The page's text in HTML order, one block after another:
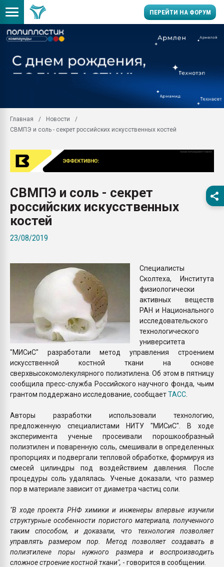
ПЕРЕЙТИ НА ФОРУМ
заводу пластмасс"
28.07.2026
пластмасс
28.07.2026
ПЕРЕЙТИ НА
Главная
Новости
СВМПЭ и соль - секрет российских искусственных костей
СВМПЭ и соль - секрет
российских искусственных
костей
23/08/2019
Специалисты
Сколтеха, Института
физиологически
активных веществ
РАН и Национального
исследовательского
технологического
университета
"МИСиС" разработали метод управления строением
искусственной костной ткани на основе
сверхвысокомолекулярного полиэтилена. Об этом в пятницу
сообщила пресс-служба Российского научного фонда, чьим
грантом поддержано исследование, сообщаетТАСС
Авторы разработки использовали технологию,
предложенную специалистами НИТУ "МИСиС". В ходе
эксперимента ученые просеивали порошкообразный
полиэтилен и поваренную соль, смешивали в определенных
пропорциях и подвергали тепловой обработке, формируя из
смесей цилиндры под воздействием давления. После
процедуры соль удалялась. Ученые доказали, что размер
пор в материале зависит от диаметра частиц соли.
"В ходе проекта РНФ химики и инженеры впервые изучили
структурные особенности пористого материала, полученного
таким способом, и доказали, что технология позволяет
управлять размером пор. Метод позволяет создавать в
полиэтилене поры нужного размера и воспроизводить
сложное строение костной ткани", - говорится в сообщении.